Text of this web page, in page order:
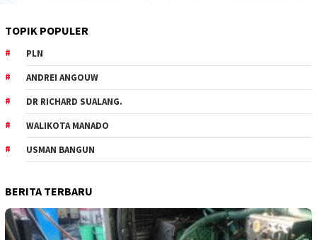
TOPIK POPULER
PLN
ANDREI ANGOUW
DR RICHARD SUALANG.
WALIKOTA MANADO
USMAN BANGUN
BERITA TERBARU